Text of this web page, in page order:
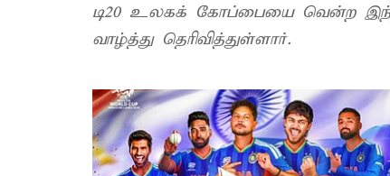
டி20 உலகக் கோப்பையை வென்ற
வாழ்த்து தெரிவித்துள்ளார்.